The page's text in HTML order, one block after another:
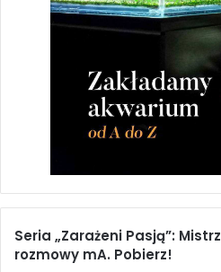
choć odpowiednio
przyzwyczajone,
jedzą także dobrej
pokarmy płatkowe
Gatunki sezonowe
szybką przemianę
zwykle bardzo
należy jednak ich
pokarm podajemy
Seria „Zarażeni Pasją”:
rozmowy mA. Pobierz!